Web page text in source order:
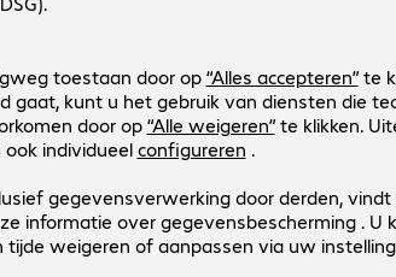
Epson GJIC5(K) Ink Black
Productnr.:
950558
Fabrikant-nr.:
C13S020563